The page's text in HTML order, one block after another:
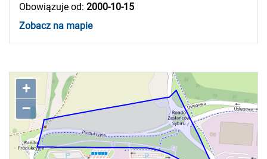
Obowiązuje od: 2000-10-15
Zobacz na mapie
+
–